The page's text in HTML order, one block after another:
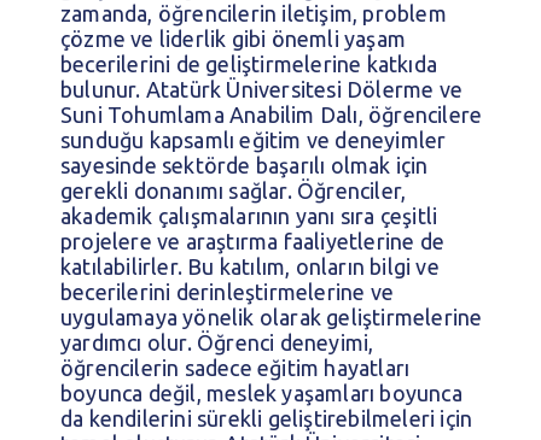
zamanda, öğrencilerin iletişim, problem
çözme ve liderlik gibi önemli yaşam
becerilerini de geliştirmelerine katkıda
bulunur. Atatürk Üniversitesi Dölerme ve
Suni Tohumlama Anabilim Dalı, öğrencilere
sunduğu kapsamlı eğitim ve deneyimler
sayesinde sektörde başarılı olmak için
gerekli donanımı sağlar. Öğrenciler,
akademik çalışmalarının yanı sıra çeşitli
projelere ve araştırma faaliyetlerine de
katılabilirler. Bu katılım, onların bilgi ve
becerilerini derinleştirmelerine ve
uygulamaya yönelik olarak geliştirmelerine
yardımcı olur. Öğrenci deneyimi,
öğrencilerin sadece eğitim hayatları
boyunca değil, meslek yaşamları boyunca
da kendilerini sürekli geliştirebilmeleri için